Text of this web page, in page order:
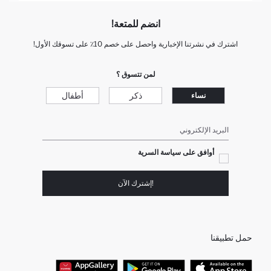
انضم للمتعة!
اشترك في نشرتنا الإخبارية واحصل على خصم 10٪ على تسوقك الأول!
لمن تتسوق ؟
نساء ذكر أطفال
البريد الإلكتروني
أوافق على سياسة السرية
!إشترك الآن
حمل تطبيقنا